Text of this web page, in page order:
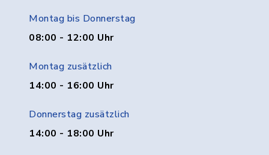
Montag bis Donnerstag
08:00 - 12:00 Uhr
Montag zusätzlich
14:00 - 16:00 Uhr
Donnerstag zusätzlich
14:00 - 18:00 Uhr